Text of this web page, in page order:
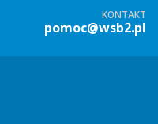
KONTAKT
pomoc@wsb2.pl